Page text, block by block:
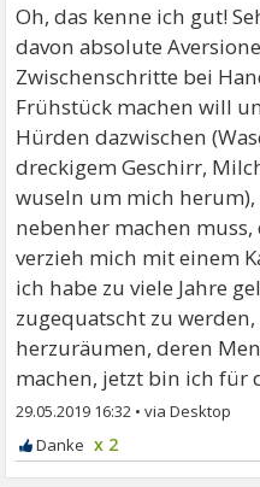
Oh, das kenne ich gut!
davon absolute
Zwischenschritte bei
Frühstück machen will
Hürden dazwischen
dreckigem Geschirr,
wuseln um mich
nebenher machen
verzieh mich mit einem
ich habe zu viele Jahre
zugequatscht zu
herzuräumen, deren
machen, jetzt bin ich für
29.05.2019 16:32 •
x 2